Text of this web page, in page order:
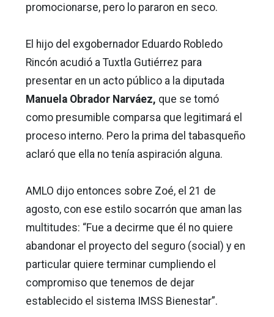
promocionarse, pero lo pararon en seco.
El hijo del exgobernador Eduardo Robledo
Rincón acudió a Tuxtla Gutiérrez para
presentar en un acto público a la diputada
Manuela Obrador Narváez, que se tomó
como presumible comparsa que legitimará el
proceso interno. Pero la prima del tabasqueño
aclaró que ella no tenía aspiración alguna.
AMLO dijo entonces sobre Zoé, el 21 de
agosto, con ese estilo socarrón que aman las
multitudes: “Fue a decirme que él no quiere
abandonar el proyecto del seguro (social) y en
particular quiere terminar cumpliendo el
compromiso que tenemos de dejar
establecido el sistema IMSS Bienestar”.